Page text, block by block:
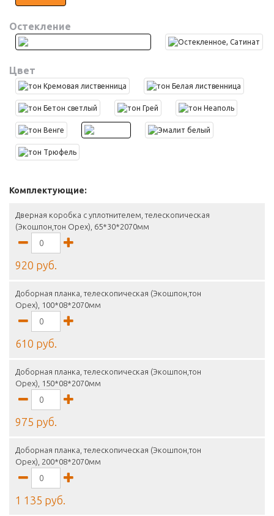
Остекление
Цвет
Комплектующие:
Дверная коробка с уплотнителем, телескопическая
(Экошпон,тон Орех), 65*30*2070мм
920 руб.
Доборная планка, телескопическая (Экошпон,тон
Орех), 100*08*2070мм
610 руб.
Доборная планка, телескопическая (Экошпон,тон
Орех), 150*08*2070мм
975 руб.
Доборная планка, телескопическая (Экошпон,тон
Орех), 200*08*2070мм
1 135 руб.